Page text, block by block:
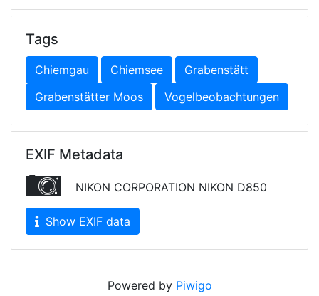
Tags
Chiemgau Chiemsee
Grabenstätt
Grabenstätter Moos
Vogelbeobachtungen
EXIF Metadata
NIKON CORPORATION NIKON D850
Show EXIF data
Powered by Piwigo